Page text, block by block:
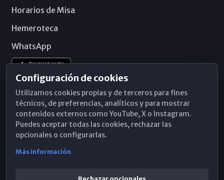
Horarios de Misa
Hemeroteca
WhatsApp
Configuración de cookies
Utilizamos cookies propias y de terceros para fines
técnicos, de preferencias, analíticos y para mostrar
contenidos externos como YouTube, X o Instagram.
Puedes aceptar todas las cookies, rechazar las
opcionales o configurarlas.
Más información